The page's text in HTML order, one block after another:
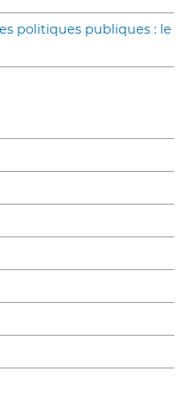
politiques publiques : le